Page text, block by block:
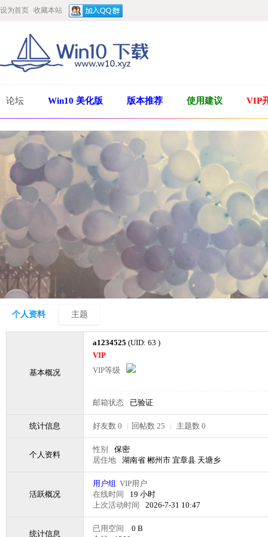
设为首页 收藏本站
论坛 Win10 美化版 版本推荐 使用建议 VIP
个人资料 主题
基本概况
a1234525 (UID: 63 )
VIP
VIP等级
邮箱状态 已验证
统计信息 好友数 0 | 回帖数 25 | 主题数 0
个人资料
性别
保密
居住地
湖南省 郴州市 宜章县 天塘乡
活跃概况
用户组 VIP用户
在线时间
19 小时
上次活动时间
2026-7-31 10:47
统计信息
已用空间
0 B